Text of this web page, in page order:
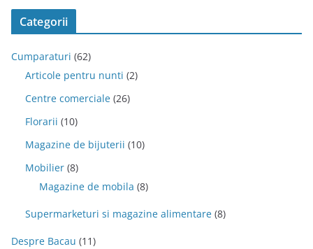
Categorii
Cumparaturi (62)
Articole pentru nunti (2)
Centre comerciale (26)
Florarii (10)
Magazine de bijuterii (10)
Mobilier (8)
Magazine de mobila (8)
Supermarketuri si magazine alimentare (8)
Despre Bacau (11)